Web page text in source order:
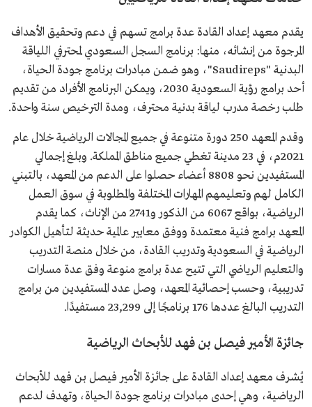
يقدم معهد إعداد القادة عدة برامج تسهم في دعم وتحقيق الأهداف
المرجوة من إنشائه، منها: برنامج السجل السعودي لمحترفي اللياقة
البدنية "Saudireps"، وهو ضمن مبادرات برنامج جودة الحياة،
أحد برامج رؤية السعودية 2030، ويمكن البرنامج الأفراد من تقديم
طلب رخصة مدرب لياقة بدنية محترف، ومدة الترخيص سنة واحدة.
وقدم المعهد 250 دورة متنوعة في جميع المجالات الرياضية خلال عام
2021م، في 23 مدينة تغطي جميع مناطق المملكة. وبلغ إجمالي
المستفيدين نحو 8808 أعضاء حصلوا على الدعم من المعهد، بالتبني
الكامل لهم وتعليمهم المهارات المختلفة والمطلوبة في سوق العمل
الرياضية، بواقع 6067 من الذكور و2741 من الإناث، كما يقدم
المعهد برامج فنية معتمدة ووفق معايير عالمية حديثة لتأهيل الكوادر
الرياضية في السعودية وتدريب القادة، من خلال منصة التدريب
والتعليم الرياضي التي تتيح عدة برامج منوعة وفق عدة مسارات
تدريبية، وحسب إحصائية المعهد، وصل عدد المستفيدين من برامج
التدريب البالغ عددها 176 برنامجًا إلى 23,299 مستفيدًا.
جائزة الأمير فيصل بن فهد للأبحاث الرياضية
يُشرف معهد إعداد القادة على جائزة الأمير فيصل بن فهد للأبحاث
الرياضية، وهي إحدى مبادرات برنامج جودة الحياة، وتهدف لدعم